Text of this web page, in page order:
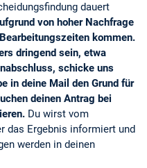
dauert
von hoher Nachfrage
kommen.
dringend sein, etwa
schicke uns
in deine Mail den Grund für
deinen Antrag bei
Du wirst vom
das Ergebnis informiert und
werden in deinen